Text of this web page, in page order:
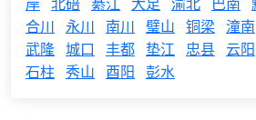
合川 永川 南川 璧山 铜梁 潼南
武隆 城口 丰都 垫江 忠县 云阳
石柱 秀山 酉阳 彭水